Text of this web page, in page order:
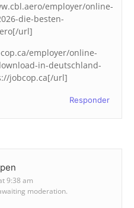
employer/online-
die-besten-
url]
employer/online-
in-deutschland-
jobcop.ca[/url]
Responder
9:38 am
moderation.